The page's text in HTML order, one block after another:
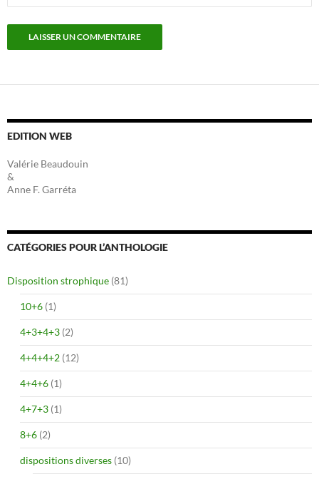
EDITION WEB
Valérie Beaudouin
&
Anne F. Garréta
CATÉGORIES POUR L’ANTHOLOGIE
Disposition strophique (81)
10+6 (1)
4+3+4+3 (2)
4+4+4+2 (12)
4+4+6 (1)
4+7+3 (1)
8+6 (2)
dispositions diverses (10)